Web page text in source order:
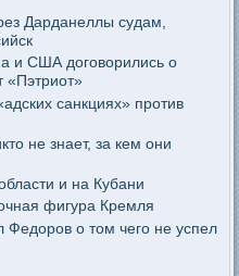
Дарданеллы судам,
и США договорились о
«Пэтриот»
санкциях» против
не знает, за кем они
и на Кубани
фигура Кремля
о том чего не успел